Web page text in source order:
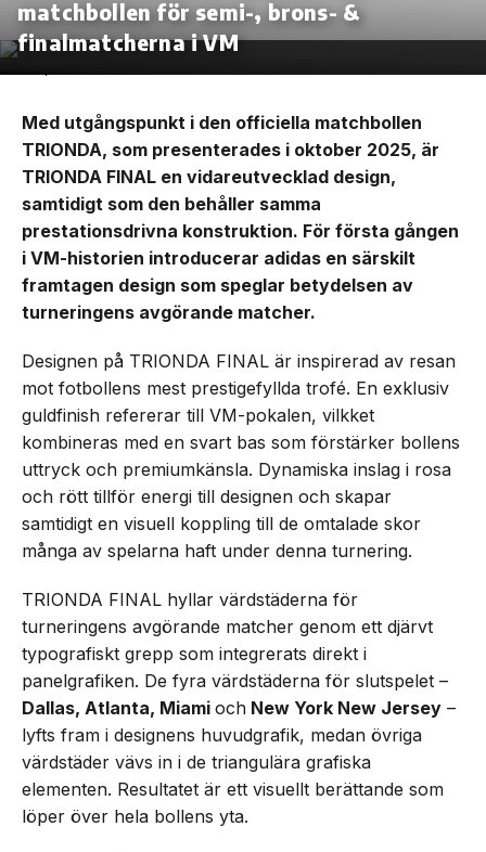
matchbollen för semi-, brons- &
finalmatcherna i VM
Med utgångspunkt i den officiella matchbollen
TRIONDA, som presenterades i oktober 2025, är
TRIONDA FINAL en vidareutvecklad design,
samtidigt som den behåller samma
prestationsdrivna konstruktion. För första gången
i VM-historien introducerar adidas en särskilt
framtagen design som speglar betydelsen av
turneringens avgörande matcher.
Designen på TRIONDA FINAL är inspirerad av resan
mot fotbollens mest prestigefyllda trofé. En exklusiv
guldfinish refererar till VM-pokalen, vilkket
kombineras med en svart bas som förstärker bollens
uttryck och premiumkänsla. Dynamiska inslag i rosa
och rött tillför energi till designen och skapar
samtidigt en visuell koppling till de omtalade skor
många av spelarna haft under denna turnering.
TRIONDA FINAL hyllar värdstäderna för
turneringens avgörande matcher genom ett djärvt
typografiskt grepp som integrerats direkt i
panelgrafiken. De fyra värdstäderna för slutspelet –
Dallas, Atlanta, Miami och New York New Jersey –
lyfts fram i designens huvudgrafik, medan övriga
värdstäder vävs in i de triangulära grafiska
elementen. Resultatet är ett visuellt berättande som
löper över hela bollens yta.